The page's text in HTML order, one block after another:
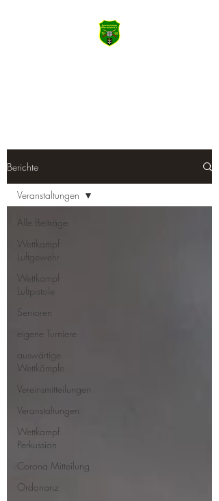
Berichte
Alle Beiträge
Wettkampf
Luftgewehr
Wettkampf
Luftpistole
Senioren
eigene Turniere
auswärtige
Wettkämpfe
Vereinsmitteilungen
Veranstaltungen
Wettkampf
Perkussion
Corona Mitteilung
Ordonanz
Veranstaltungen